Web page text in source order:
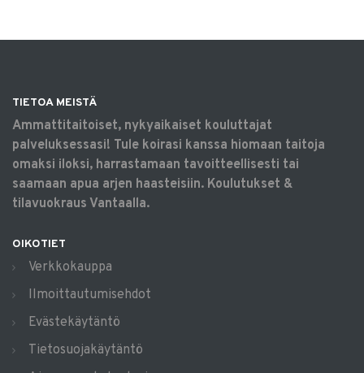
TIETOA MEISTÄ
Ammattitaitoiset, nykyaikaiset kouluttajat
palveluksessasi! Tule koirasi kanssa hiomaan taitoja
omaksi iloksi, harrastamaan tavoitteellisesti tai
saamaan apua arjen haasteisiin. Koulutukset &
tilavuokraus Vantaalla.
OIKOTIET
Verkkokauppa
Ilmoittautumisehdot
Evästekäytäntö
Tietosuojakäytäntö